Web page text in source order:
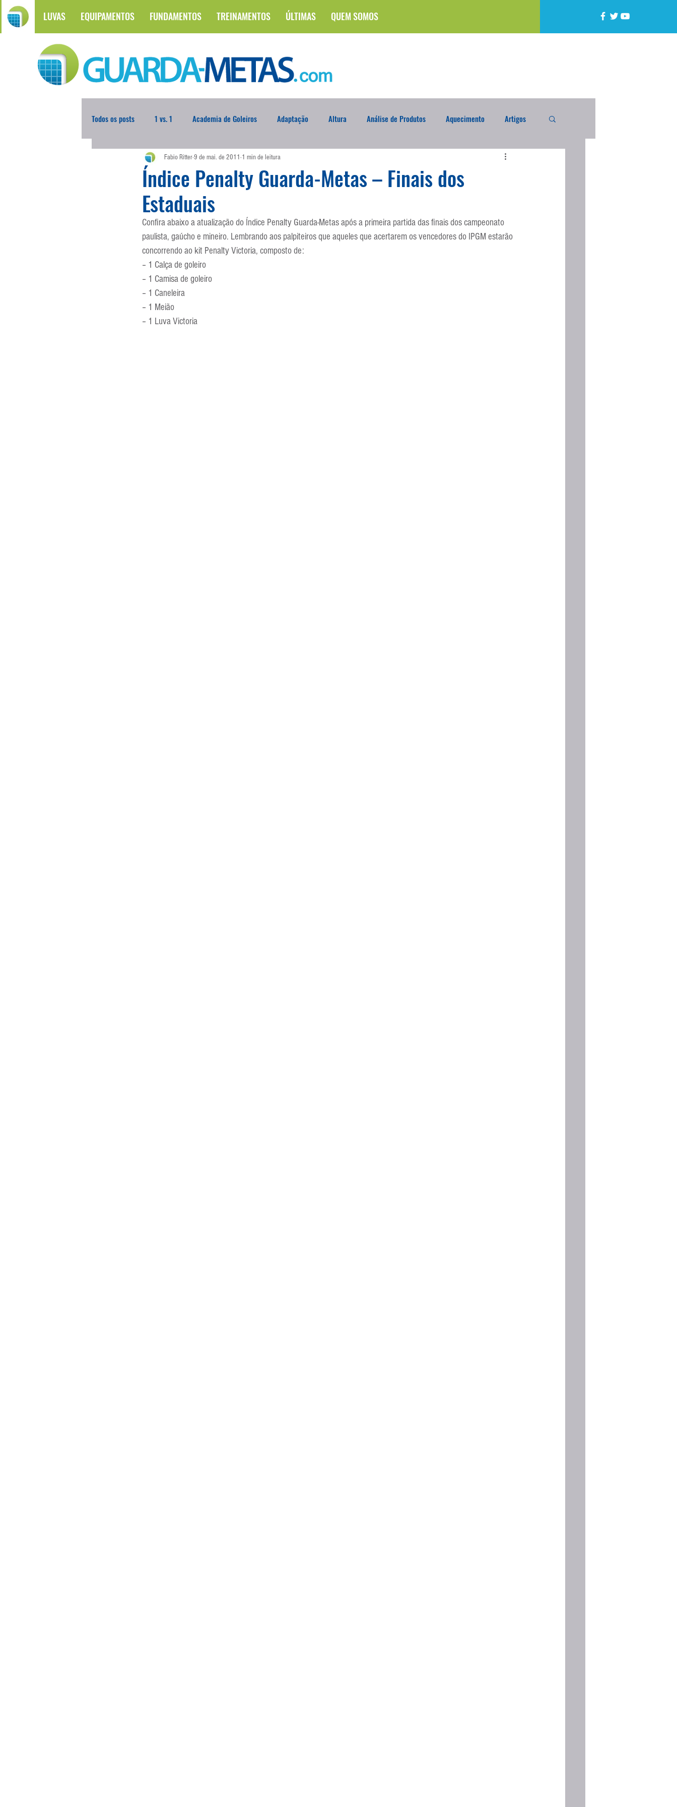
LUVAS EQUIPAMENTOS FUNDAMENTOS TREINAMENTOS ÚLTIMAS QUEM SOMOS
Todos os posts 1 vs. 1 Academia de Goleiros Adaptação Altura Análise de Produtos Aquecimento Artigos
Atualidades Blogoleiro da Semana Brasileirão Compra Exterior
Comunicação Copa do Mundo
Entrevistas Equipamentos Escola Alemã Escola Americana Escola Argentina Escola Espanhola
Escola Francesa Escola Inglesa
Índice Penalty Guarda-Metas – Finais dos
Estaduais
Fabio Ritter9 de mai. de 2011 1 min de leitura
Confira abaixo a atualização do Índice Penalty Guarda-Metas após a primeira partida das finais dos campeonato
paulista, gaúcho e mineiro. Lembrando aos palpiteiros que aqueles que acertarem os vencedores do IPGM estarão
concorrendo ao kit Penalty Victoria, composto de:
– 1 Calça de goleiro
– 1 Camisa de goleiro
– 1 Caneleira
– 1 Meião
– 1 Luva Victoria